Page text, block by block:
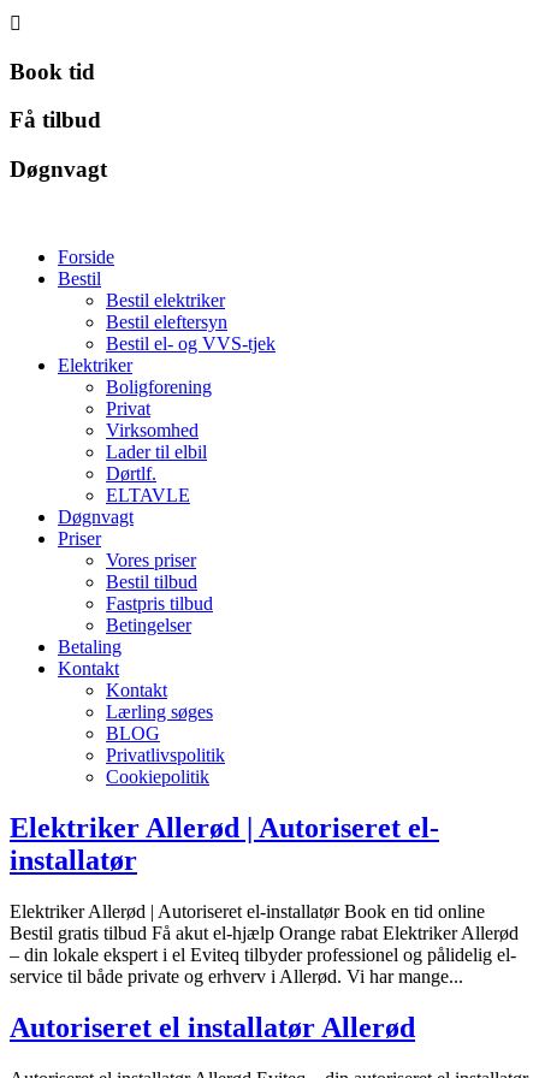

Book tid
Få tilbud
Døgnvagt
Forside
Bestil
Bestil elektriker
Bestil eleftersyn
Bestil el- og VVS-tjek
Elektriker
Boligforening
Privat
Virksomhed
Lader til elbil
Dørtlf.
ELTAVLE
Døgnvagt
Priser
Vores priser
Bestil tilbud
Fastpris tilbud
Betingelser
Betaling
Kontakt
Kontakt
Lærling søges
BLOG
Privatlivspolitik
Cookiepolitik
Elektriker Allerød | Autoriseret el-
installatør
Elektriker Allerød | Autoriseret el-installatør Book en tid online
Bestil gratis tilbud Få akut el-hjælp Orange rabat Elektriker Allerød
– din lokale ekspert i el Eviteq tilbyder professionel og pålidelig el-
service til både private og erhverv i Allerød. Vi har mange...
Autoriseret el installatør Allerød